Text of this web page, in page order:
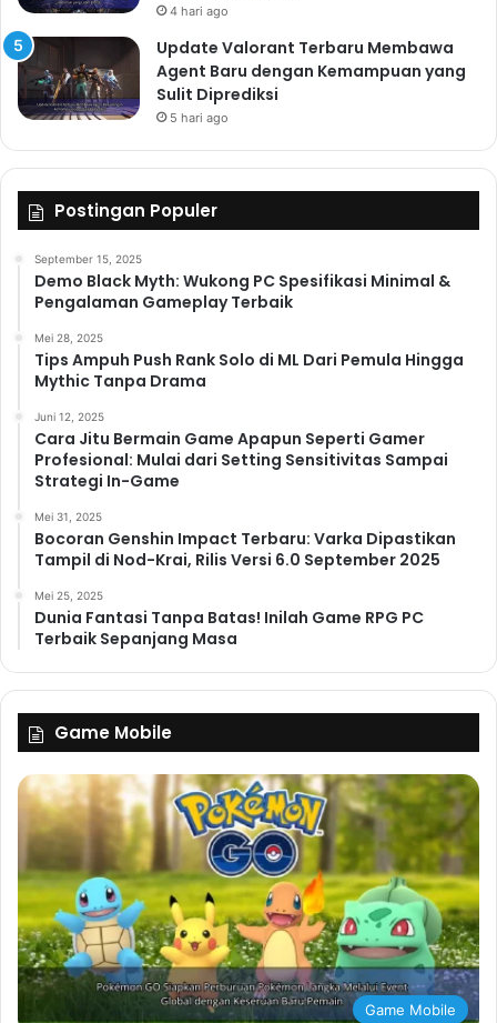
4 hari ago
Update Valorant Terbaru Membawa
Agent Baru dengan Kemampuan yang
Sulit Diprediksi
5 hari ago
Postingan Populer
September 15, 2025
Demo Black Myth: Wukong PC Spesifikasi Minimal &
Pengalaman Gameplay Terbaik
Mei 28, 2025
Tips Ampuh Push Rank Solo di ML Dari Pemula Hingga
Mythic Tanpa Drama
Juni 12, 2025
Cara Jitu Bermain Game Apapun Seperti Gamer
Profesional: Mulai dari Setting Sensitivitas Sampai
Strategi In-Game
Mei 31, 2025
Bocoran Genshin Impact Terbaru: Varka Dipastikan
Tampil di Nod-Krai, Rilis Versi 6.0 September 2025
Mei 25, 2025
Dunia Fantasi Tanpa Batas! Inilah Game RPG PC
Terbaik Sepanjang Masa
Game Mobile
Game Mobile